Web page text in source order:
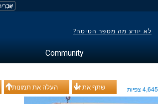
לא יודע מה מספר הטיסה?
Community
העלה את תמונותיך שתף את זה 4,645צפיות